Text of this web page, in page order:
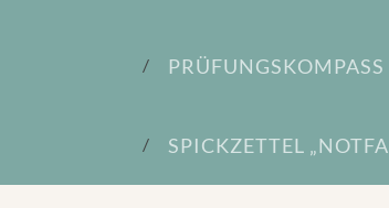
SPICKZETTEL